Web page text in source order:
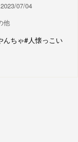
07/04
他
んちゃ#人懐っこい